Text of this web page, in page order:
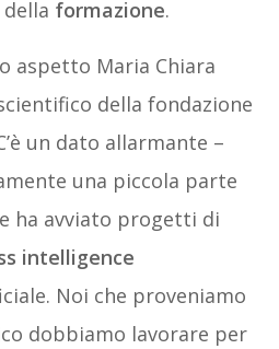
formazione.
aspetto Maria Chiara
della fondazione
un dato allarmante –
una piccola parte
ha avviato progetti di
intelligence
Noi che proveniamo
dobbiamo lavorare per